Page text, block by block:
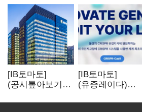
[IB토마토]
(공시톺아보기)
바로 매출로
[IB토마토]
(유증레이다)
3분의 1 토막…